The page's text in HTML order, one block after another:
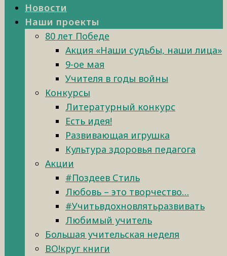
Новости
Наши проекты
80 лет Победе
Акция «Наши судьбы, наши лица»
9-ое мая
Учителя в годы войны
Конкурсы
Литературный конкурс
Есть идея!
Развивающая игрушка
Культура здоровья педагога
Акции
#Поздеев Стиль
Любовь – это творчество…
#Учитьвдохновлятьразвивать
Любимый учитель
Большая учительская неделя
ВО!круг книги